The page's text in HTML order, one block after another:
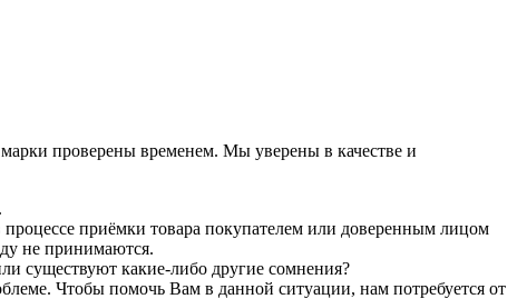
проверены временем. Мы уверены в качестве и
приёмки товара покупателем или доверенным лицом
не принимаются.
существуют какие-либо другие сомнения?
Чтобы помочь Вам в данной ситуации, нам потребуется от